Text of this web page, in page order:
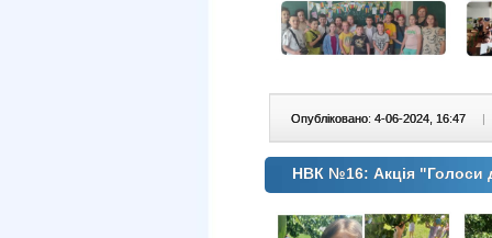
Опубліковано: 4-06-2024, 16:47 |
НВК №16: Акція "Голоси